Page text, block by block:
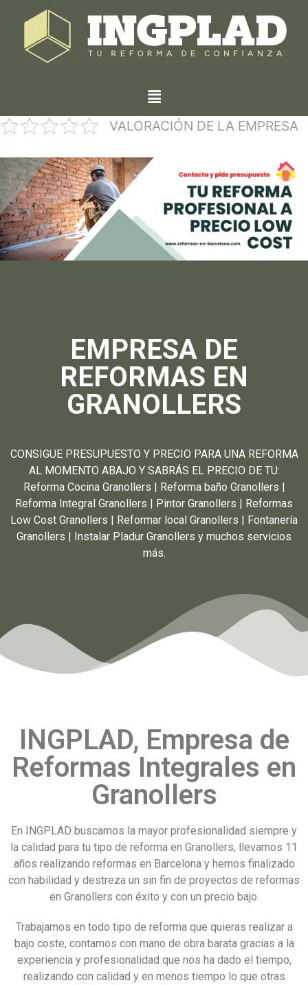
VALORACIÓN DE LA EMPRESA
EMPRESA DE
REFORMAS EN
GRANOLLERS
CONSIGUE PRESUPUESTO Y PRECIO PARA UNA REFORMA
AL MOMENTO ABAJO Y SABRÁS EL PRECIO DE TU:
Reforma Cocina Granollers | Reforma baño Granollers |
Reforma Integral Granollers | Pintor Granollers | Reformas
Low Cost Granollers | Reformar local Granollers | Fontanería
Granollers | Instalar Pladur Granollers y muchos servicios
más.
INGPLAD, Empresa de
Reformas Integrales en
Granollers
En INGPLAD buscamos la mayor profesionalidad siempre y
la calidad para tu tipo de reforma en Granollers, llevamos 11
años realizando reformas en Barcelona y hemos finalizado
con habilidad y destreza un sin fin de proyectos de reformas
en Granollers con éxito y con un precio bajo.
Trabajamos en todo tipo de reforma que quieras realizar a
bajo coste, contamos con mano de obra barata gracias a la
experiencia y profesionalidad que nos ha dado el tiempo,
realizando con calidad y en menos tiempo lo que otras